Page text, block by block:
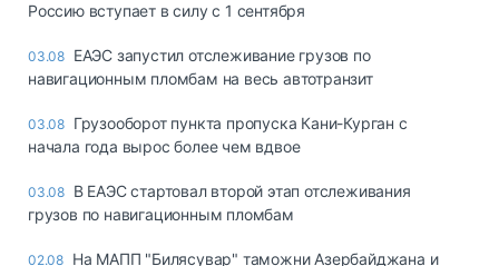
Россию вступает в силу с 1 сентября
03.08 ЕАЭС запустил отслеживание грузов по
навигационным пломбам на весь автотранзит
03.08 Грузооборот пункта пропуска Кани-Курган с
начала года вырос более чем вдвое
03.08 В ЕАЭС стартовал второй этап отслеживания
грузов по навигационным пломбам
02.08 На МАПП "Билясувар" таможни Азербайджана и